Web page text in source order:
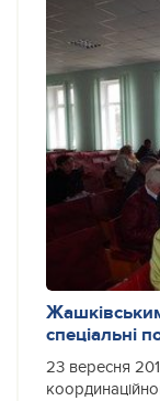
спеціальні
23 вересня